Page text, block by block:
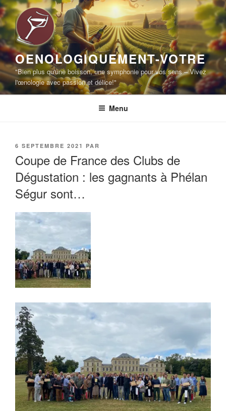
Aller
au
contenu
principal
OENOLOGIQUEMENT-VOTRE
"Bien plus qu'une boisson, une symphonie pour vos sens – Vivez
l'œnologie avec passion et délice!"
Menu
PUBLIÉ
6 SEPTEMBRE 2021 PAR
Coupe de France des Clubs de
Dégustation : les gagnants à Phélan
Ségur sont…